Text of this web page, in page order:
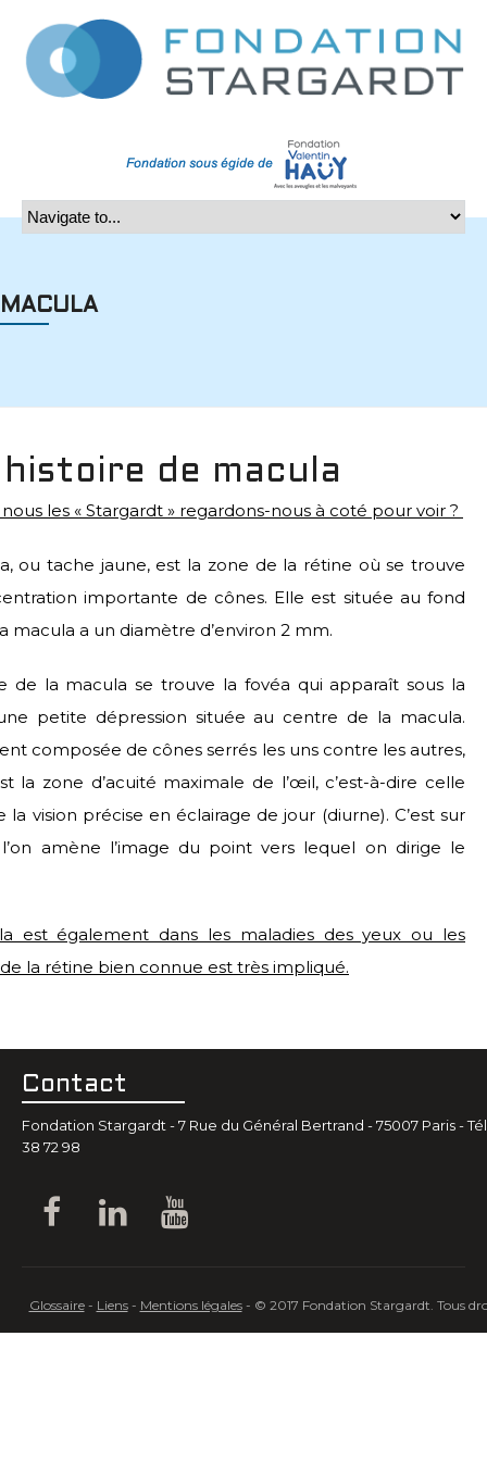
MACULA
histoire de macula
les « Stargardt » regardons-nous à coté pour voir ?
ou tache jaune, est la zone de la rétine où se trouve
importante de cônes. Elle est située au fond
macula a un diamètre d’environ 2 mm.
de la macula se trouve la fovéa qui apparaît sous la
petite dépression située au centre de la macula.
composée de cônes serrés les uns contre les autres,
la zone d’acuité maximale de l’œil, c’est-à-dire celle
la vision précise en éclairage de jour (diurne). C’est sur
amène l’image du point vers lequel on dirige le
est également dans les maladies des yeux ou les
la rétine bien connue est très impliqué.
Contact
Fondation Stargardt - 7 Rue du Général Bertrand - 75007 Paris -
38 72 98
Glossaire- Liens- Mentions légales- © 2017 Fondation Stargardt. Tous